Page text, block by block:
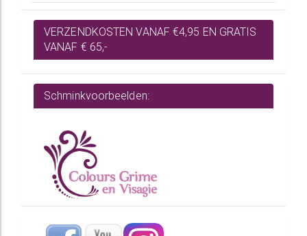
VERZENDKOSTEN VANAF €4,95 EN GRATIS
VANAF € 65,-
Schminkvoorbeelden: